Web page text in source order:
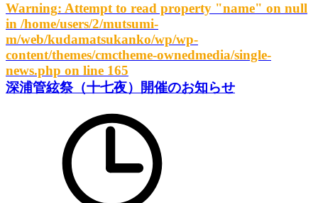
Warning: Attempt to read property "name" on null
in /home/users/2/mutsumi-
m/web/kudamatsukanko/wp/wp-
content/themes/cmctheme-ownedmedia/single-
news.php on line 165
深浦管絃祭（十七夜）開催のお知らせ